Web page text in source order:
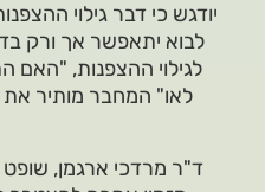
יודגש כי דבר גילוי
לבוא יתאפשר אך ורק
לגילוי ההצפנות, "האם
לאו" המחבר מותיר
ד"ר מרדכי ארגמן, שופט